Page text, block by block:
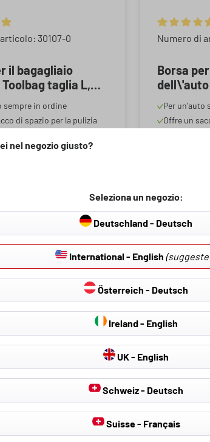
media di 4.9 su 5 stelle
30107-0
il bagagliaio
taglia L,
auto
sempre in ordine
di spazio per la pulizia
giocattoli e co.
grazie alla
o ai bottoni a
Dettagli
Valutazione
Numero di
Borsa
dell\'auto
XXL,
auto
Per un'auto
Offre un
delle cose,
Nessun
12,71 €
- 40 %
nel negozio giusto?
Seleziona un negozio:
Deutschland - Deutsch
International - English
Österreich - Deutsch
Ireland - English
UK - English
Schweiz - Deutsch
Suisse - Français